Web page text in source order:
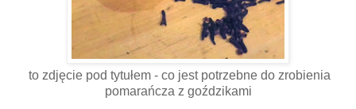
to zdjęcie pod tytułem - co jest potrzebne do zrobienia
pomarańcza z goździkami